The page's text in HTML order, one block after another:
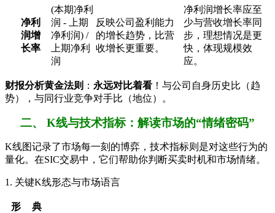
净利
润增
长率
(本期净利
润 - 上期
净利润) /
上期净利
润
反映公司盈利能力
的增长趋势，比营
收增长更重要。
净利润增长率应至
少与营收增长率同
步，理想情况是更
快，体现规模效
应。
财报分析黄金法则 ： 永远对比着看 ！与公司自身历史比（趋
势），与同行业竞争对手比（地位）。
二、 K线与技术指标：解读市场的“情绪密码”
K线图记录了市场每一刻的博弈，技术指标则是对这些行为的
量化。在SIC交易中，它们帮助你判断买卖时机和市场情绪。
1. 关键K线形态与市场语言
形
典